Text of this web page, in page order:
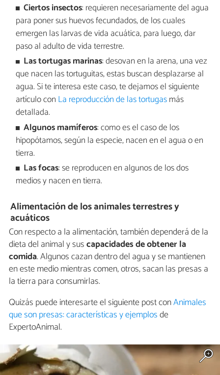
Ciertos insectos: requieren necesariamente del agua
para poner sus huevos fecundados, de los cuales
emergen las larvas de vida acuática, para luego, dar
paso al adulto de vida terrestre.
Las tortugas marinas: desovan en la arena, una vez
que nacen las tortuguitas, estas buscan desplazarse al
agua. Si te interesa este caso, te dejamos el siguiente
artículo con La reproducción de las tortugasmás
detallada.
Algunos mamíferos: como es el caso de los
hipopótamos, según la especie, nacen en el agua o en
tierra.
Las focas: se reproducen en algunos de los dos
medios y nacen en tierra.
Alimentación de los animales terrestres y
acuáticos
Con respecto a la alimentación, también dependerá de la
dieta del animal y suscapacidades de obtener la
comida. Algunos cazan dentro del agua y se mantienen
en este medio mientras comen, otros, sacan las presas a
la tierra para consumirlas.
Quizás puede interesarte el siguiente post conAnimales
que son presas: características y ejemplosde
ExpertoAnimal.